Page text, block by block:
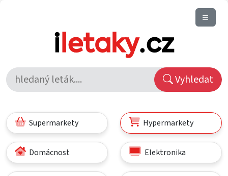
Vyhledat
Supermarkety Hypermarkety
Domácnost Elektronika